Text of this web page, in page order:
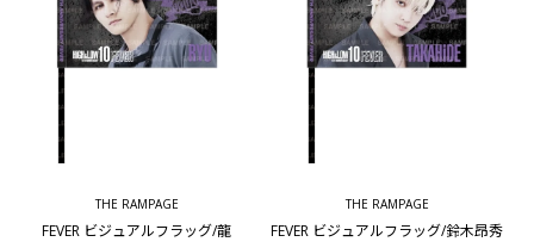
THE RAMPAGE
FEVER ビジュアルフラッグ/龍
THE RAMPAGE
FEVER ビジュアルフラッグ/鈴木昂秀